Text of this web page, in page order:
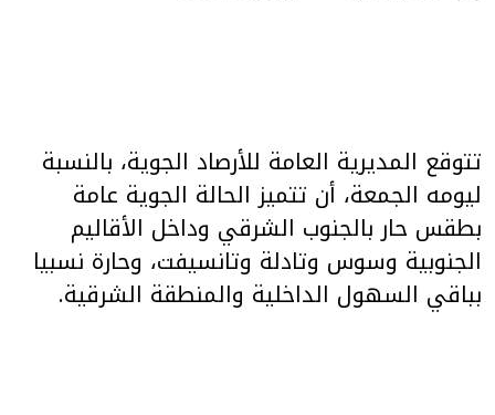
تتوقع المديرية العامة للأرصاد الجوية، بالنسبة
ليومه الجمعة، أن تتميز الحالة الجوية عامة
بطقس حار بالجنوب الشرقي وداخل الأقاليم
الجنوبية وسوس وتادلة وتانسيفت، وحارة نسبيا
بباقي السهول الداخلية والمنطقة الشرقية.